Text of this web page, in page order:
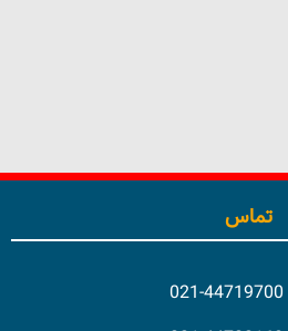
تماس